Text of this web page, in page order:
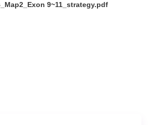
9~11_strategy.pdf